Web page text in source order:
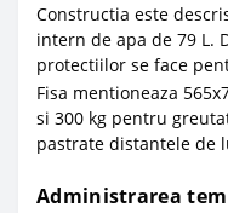
Constructia este
intern de apa de 79 L.
protectiilor se face
Fisa mentioneaza
si 300 kg pentru
pastrate distantele de
Administrarea